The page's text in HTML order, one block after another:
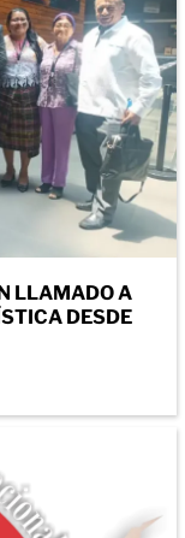
LLAMADO A
DESDE